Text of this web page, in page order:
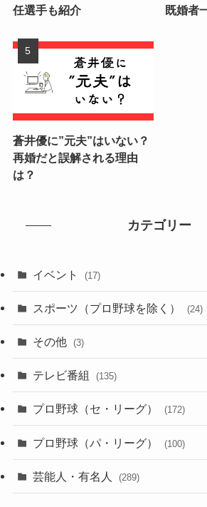
任選手も紹介
既婚者
蒼井優に”元夫”はいない？
再婚だと誤解される理由
は？
カテゴリー
イベント (17)
スポーツ（プロ野球を除く） (24)
その他 (3)
テレビ番組 (135)
プロ野球（セ・リーグ） (172)
プロ野球（パ・リーグ） (100)
芸能人・有名人 (289)